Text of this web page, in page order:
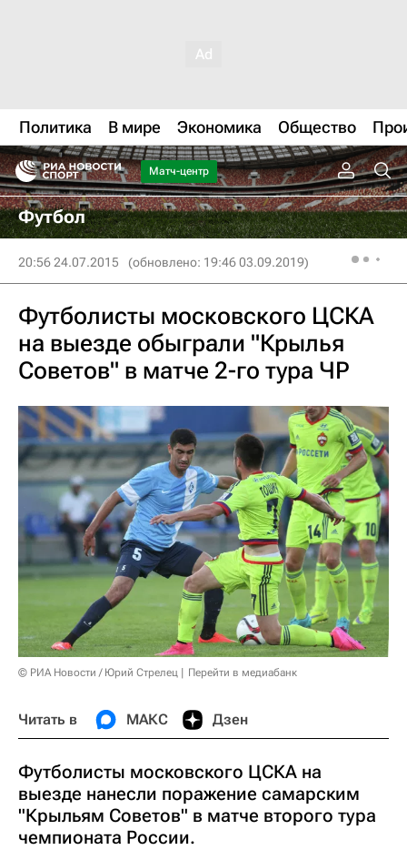
Политика В мире Экономика Общество
Матч-центр
Футбол
20:56 24.07.2015 (обновлено: 19:46 03.09.2019)
Футболисты московского ЦСКА
на выезде обыграли "Крылья
Советов" в матче 2-го тура ЧР
© РИА Новости / Юрий Стрелец Перейти в медиабанк
Читать в МАКС Дзен
Футболисты московского ЦСКА на
выезде нанесли поражение самарским
"Крыльям Советов" в матче второго тура
чемпионата России.